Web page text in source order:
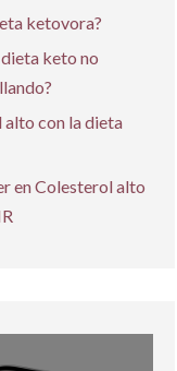
ketovora?
keto no
con la dieta
enColesterol alto